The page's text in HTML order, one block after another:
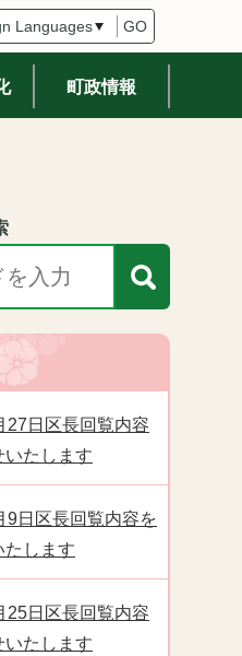
GO
町政情報
27日区長回覧内容
いたします
9日区長回覧内容を
たします
25日区長回覧内容
いたします